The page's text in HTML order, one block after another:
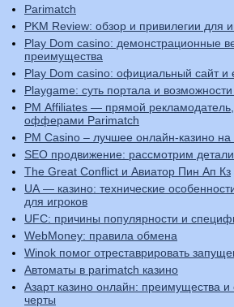
Parimatch
PKM Review: обзор и привилегии для
Play Dom casino: демонстрационные
преимущества
Play Dom casino: официальный сайт и
Playgame: суть портала и
PM Affiliates — прямой рекламодатель,
офферами Parimatch
PM Casino – лучшее онлайн-казино на
SEO продвижение: рассмотрим детали
The Great Conflict и Авиатор Пин Ап Кз
UA — казино: технические
для игроков
UFC: причины популярности и
WebMoney: правила обмена
Winok помог отреставрировать
Автоматы в parimatch казино
Азарт казино онлайн: преимущества
черты